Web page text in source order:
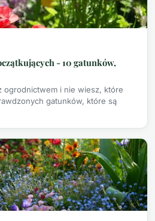
- 10 gatunków,
ogrodnictwem i nie wiesz, które
gatunków, które są